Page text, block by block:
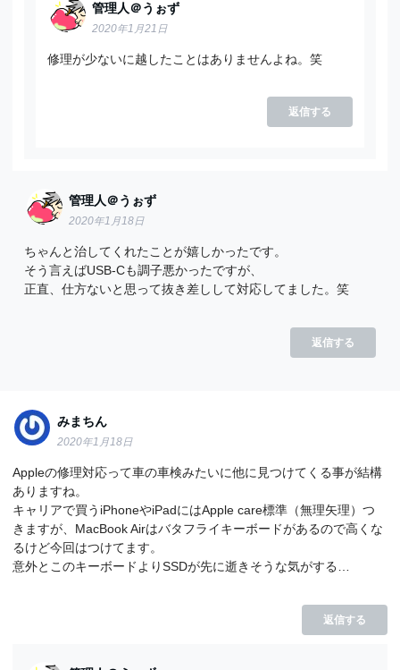
管理人＠うぉず
2020年1月21日
修理が少ないに越したことはありませんよね。笑
返信する
管理人＠うぉず
2020年1月18日
ちゃんと治してくれたことが嬉しかったです。
そう言えばUSB-Cも調子悪かったですが、
正直、仕方ないと思って抜き差しして対応してました。笑
返信する
みまちん
2020年1月18日
Appleの修理対応って車の車検みたいに他に見つけてくる事が結構
ありますね。
キャリアで買うiPhoneやiPadにはApple care標準（無理矢理）つ
きますが、MacBook Airはバタフライキーボードがあるので高くな
るけど今回はつけてます。
意外とこのキーボードよりSSDが先に逝きそうな気がする…
返信する